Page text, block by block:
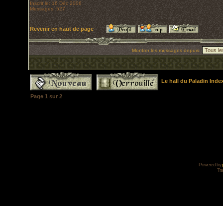
Inscrit le: 16 Déc 2006
Messages: 527
Revenir en haut de page
Montrer les messages depuis:
Le hall du Paladin
Page 1 sur 2
Powered by